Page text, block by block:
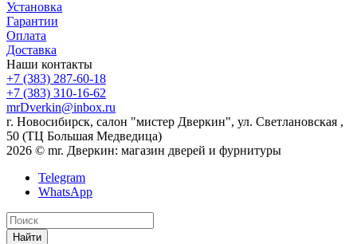
Установка
Гарантии
Оплата
Доставка
Наши контакты
+7 (383) 287-60-18
+7 (383) 310-16-62
mrDverkin@inbox.ru
г. Новосибирск, салон "мистер Дверкин", ул. Светлановская ,
50 (ТЦ Большая Медведица)
2026 © mr. Дверкин: магазин дверей и фурнитуры
Telegram
WhatsApp
Найти